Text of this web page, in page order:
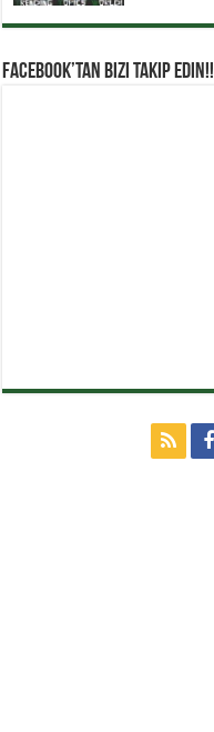
Facebook’tan Bizi Takip Edin!!